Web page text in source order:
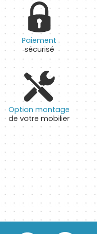
Paiement
sécurisé
Option montage
de votre mobilier